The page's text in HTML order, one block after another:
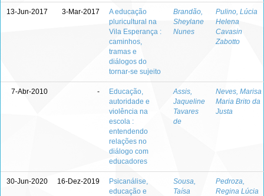
13-Jun-2017 3-Mar-2017
A educação
pluricultural na
Vila Esperança :
caminhos,
tramas e
diálogos do
tornar-se sujeito
Brandão,
Sheylane
Nunes
Pulino, Lúcia
Helena
Cavasin
Zabotto
7-Abr-2010 -
Educação,
autoridade e
violência na
escola :
entendendo
relações no
diálogo com
educadores
Assis,
Jaqueline
Tavares
de
Neves, Marisa
Maria Brito da
Justa
30-Jun-2020 16-Dez-2019
Psicanálise,
educação e
Sousa,
Taísa
Pedroza,
Regina Lúcia